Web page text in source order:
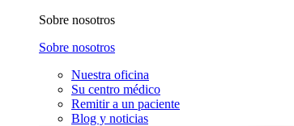
Sobre nosotros
Sobre nosotros
Nuestra oficina
Su centro médico
Remitir a un paciente
Blog y noticias